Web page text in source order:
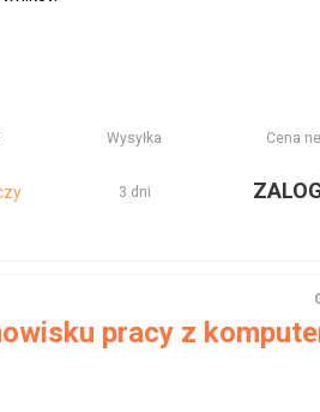
Wysyłka Cena
3 dni
pracy z